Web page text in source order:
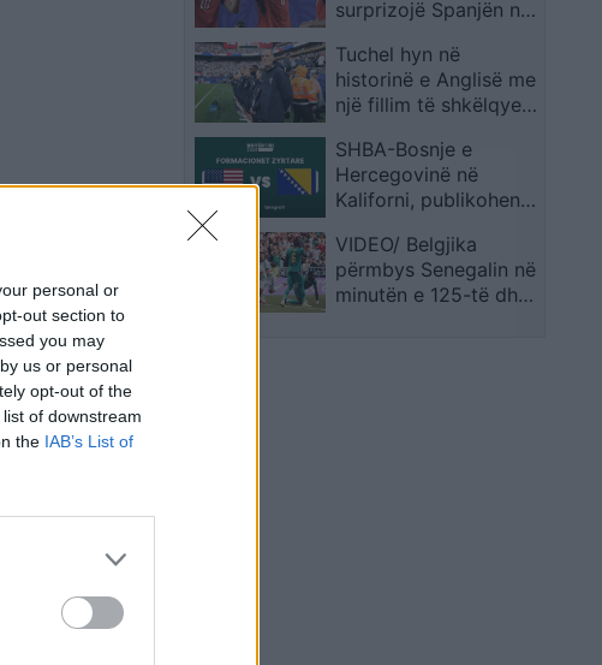
personal or
out section to
you may
us or personal
opt-out of the
of downstream
the IAB’s List of
surprizojë Spanjën në
Tuchel hyn në
historinë e Anglisë me
një fillim të shkëlqyer
SHBA-Bosnje e
Hercegovinë në
Kaliforni, publikohen
VIDEO/ Belgjika
përmbys Senegalin në
minutën e 125-të dhe